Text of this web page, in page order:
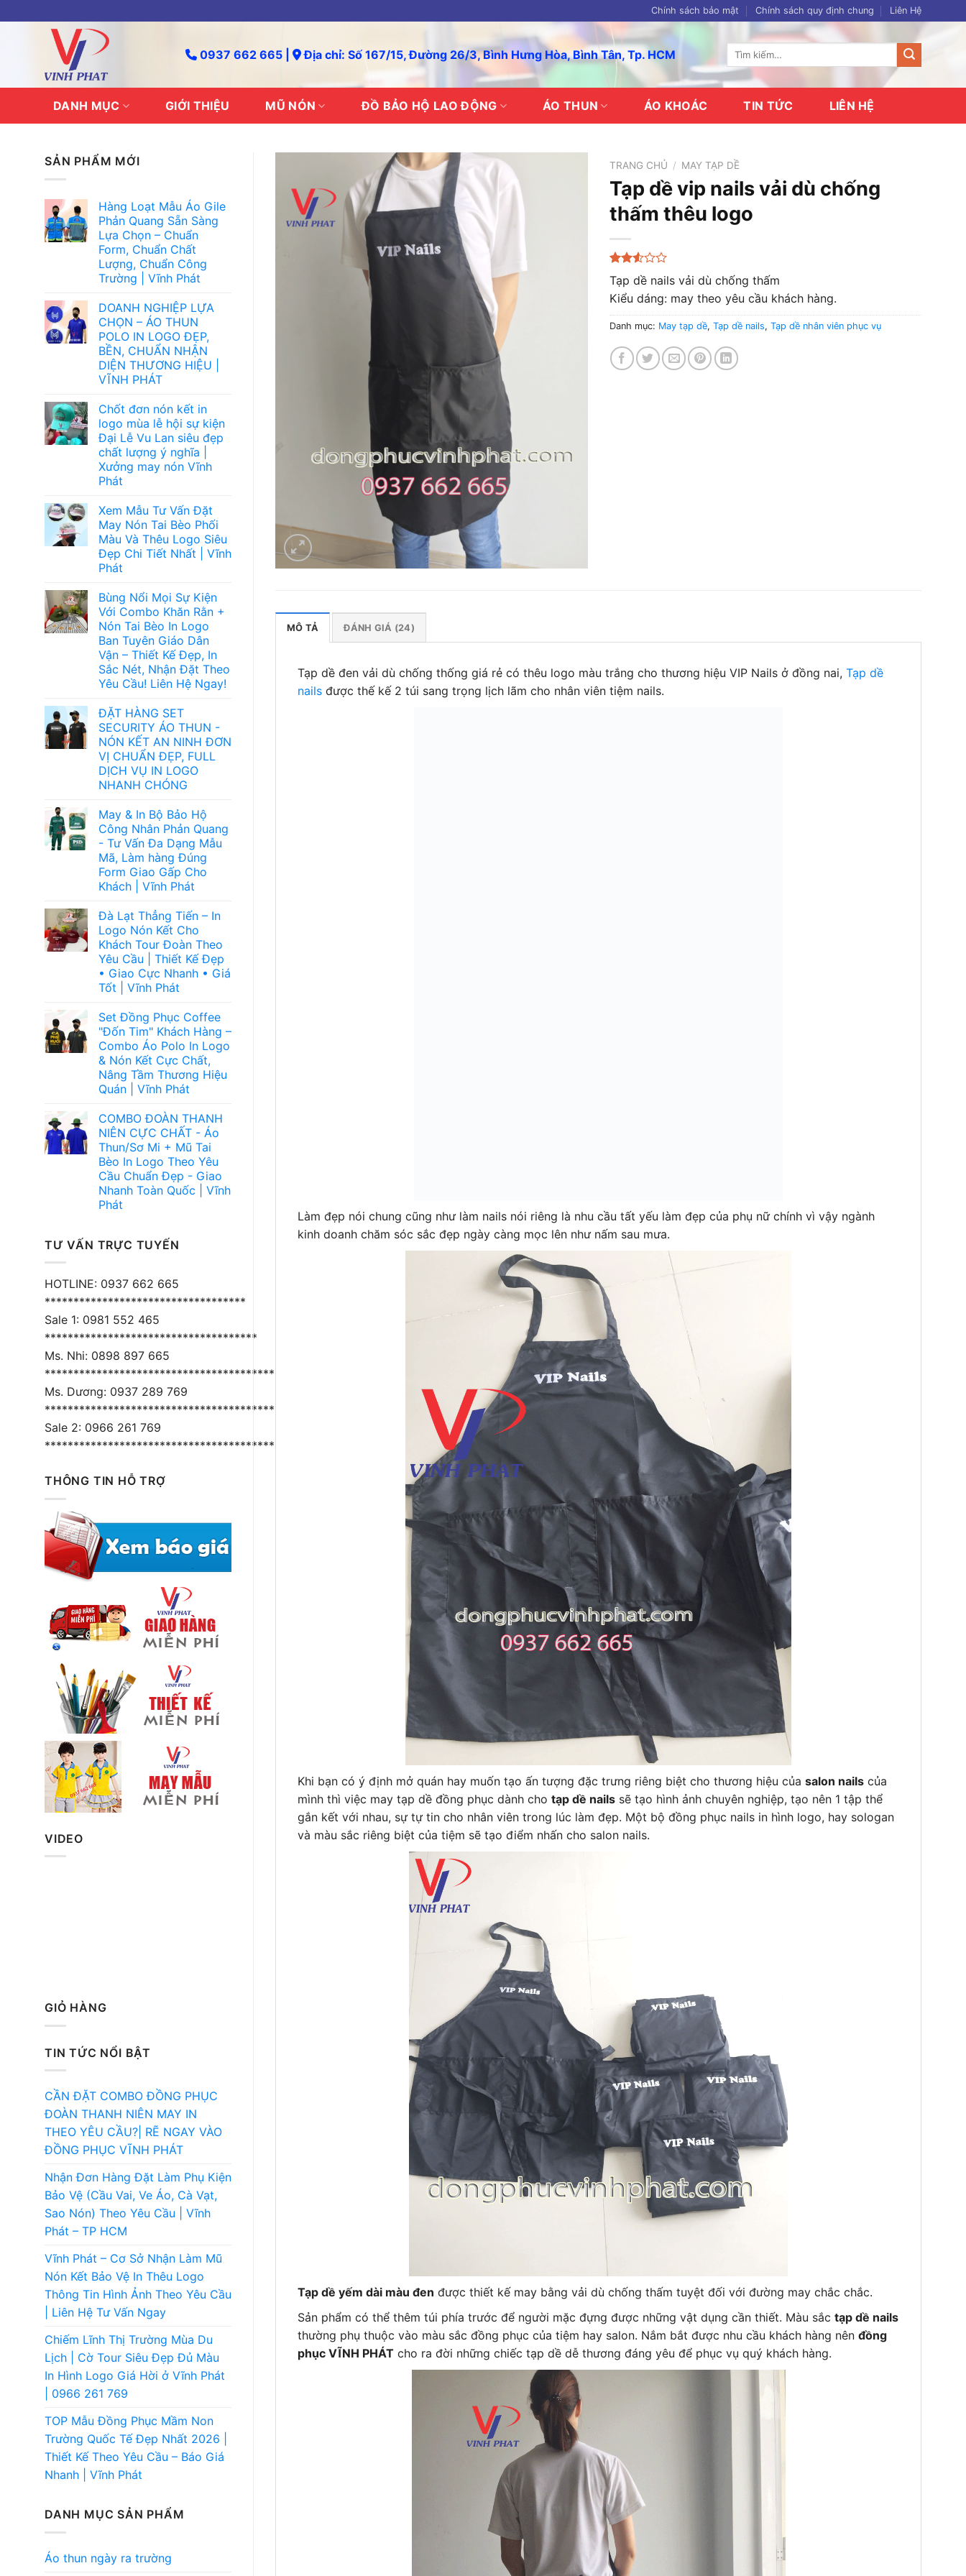
to
Chính sách bảo mật Chính sách quy định chung Liên Hệ
0937 662 665 | Địa chỉ: Số 167/15, Đường 26/3, Bình Hưng Hòa, Bình Tân, Tp. HCM
Tìm
DANH MỤC GIỚI THIỆU MŨ NÓN ĐỒ BẢO HỘ LAO ĐỘNG ÁO THUN ÁO KHOÁC TIN TỨC LIÊN HỆ
SẢN PHẨM MỚI
Hàng Loạt Mẫu Áo Gile
Phản Quang Sẵn Sàng
Lựa Chọn – Chuẩn
Form, Chuẩn Chất
Lượng, Chuẩn Công
Trường | Vĩnh Phát
DOANH NGHIỆP LỰA
CHỌN – ÁO THUN
POLO IN LOGO ĐẸP,
BỀN, CHUẨN NHẬN
DIỆN THƯƠNG HIỆU |
VĨNH PHÁT
Chốt đơn nón kết in
logo mùa lễ hội sự kiện
Đại Lễ Vu Lan siêu đẹp
chất lượng ý nghĩa |
Xưởng may nón Vĩnh
Phát
Xem Mẫu Tư Vấn Đặt
May Nón Tai Bèo Phối
Màu Và Thêu Logo Siêu
Đẹp Chi Tiết Nhất | Vĩnh
Phát
Bùng Nổi Mọi Sự Kiện
Với Combo Khăn Rằn +
Nón Tai Bèo In Logo
Ban Tuyên Giáo Dân
Vận – Thiết Kế Đẹp, In
Sắc Nét, Nhận Đặt Theo
Yêu Cầu! Liên Hệ Ngay!
ĐẶT HÀNG SET
SECURITY ÁO THUN -
NÓN KẾT AN NINH ĐƠN
VỊ CHUẨN ĐẸP, FULL
DỊCH VỤ IN LOGO
NHANH CHÓNG
May & In Bộ Bảo Hộ
Công Nhân Phản Quang
- Tư Vấn Đa Dạng Mẫu
Mã, Làm hàng Đúng
Form Giao Gấp Cho
Khách | Vĩnh Phát
Đà Lạt Thẳng Tiến – In
Logo Nón Kết Cho
Khách Tour Đoàn Theo
Yêu Cầu | Thiết Kế Đẹp
• Giao Cực Nhanh • Giá
Tốt | Vĩnh Phát
Set Đồng Phục Coffee
"Đốn Tim" Khách Hàng –
Combo Áo Polo In Logo
& Nón Kết Cực Chất,
Nâng Tầm Thương Hiệu
Quán | Vĩnh Phát
COMBO ĐOÀN THANH
NIÊN CỰC CHẤT - Áo
Thun/Sơ Mi + Mũ Tai
Bèo In Logo Theo Yêu
Cầu Chuẩn Đẹp - Giao
Nhanh Toàn Quốc | Vĩnh
Phát
TƯ VẤN TRỰC TUYẾN
HOTLINE: 0937 662 665
***********************************
Sale 1: 0981 552 465
*************************************
Ms. Nhi: 0898 897 665
****************************************
Ms. Dương: 0937 289 769
*****************************************
Sale 2: 0966 261 769
*****************************************
THÔNG TIN HỖ TRỢ
VIDEO
GIỎ HÀNG
TIN TỨC NỔI BẬT
CẦN ĐẶT COMBO ĐỒNG PHỤC
ĐOÀN THANH NIÊN MAY IN
THEO YÊU CẦU?| RẼ NGAY VÀO
ĐỒNG PHỤC VĨNH PHÁT
Nhận Đơn Hàng Đặt Làm Phụ Kiện
Bảo Vệ (Cầu Vai, Ve Áo, Cà Vạt,
Sao Nón) Theo Yêu Cầu | Vĩnh
Phát – TP HCM
Vĩnh Phát – Cơ Sở Nhận Làm Mũ
Nón Kết Bảo Vệ In Thêu Logo
Thông Tin Hình Ảnh Theo Yêu Cầu
| Liên Hệ Tư Vấn Ngay
Chiếm Lĩnh Thị Trường Mùa Du
Lịch | Cờ Tour Siêu Đẹp Đủ Màu
In Hình Logo Giá Hời ở Vĩnh Phát
| 0966 261 769
TOP Mẫu Đồng Phục Mầm Non
Trường Quốc Tế Đẹp Nhất 2026 |
Thiết Kế Theo Yêu Cầu – Báo Giá
Nhanh | Vĩnh Phát
DANH MỤC SẢN PHẨM
Áo thun ngày ra trường
TRANG CHỦ / MAY TẠP DỀ
Tạp dề vip nails vải dù chống
thấm thêu logo
2.54
trên 5
dựa
24
đánh
giá
Tạp dề nails vải dù chống thấm
Kiểu dáng: may theo yêu cầu khách hàng.
Danh mục: May tạp dề, Tạp dề nails, Tạp dề nhân viên phục vụ
MÔ TẢ ĐÁNH GIÁ (24)
Tạp dề đen vải dù chống thống giá rẻ có thêu logo màu trắng cho thương hiệu VIP Nails ở đồng nai, Tạp dề
nails được thế kế 2 túi sang trọng lịch lãm cho nhân viên tiệm nails.
Làm đẹp nói chung cũng như làm nails nói riêng là nhu cầu tất yếu làm đẹp của phụ nữ chính vì vậy ngành
kinh doanh chăm sóc sắc đẹp ngày càng mọc lên như nấm sau mưa.
Khi bạn có ý định mở quán hay muốn tạo ấn tượng đặc trưng riêng biệt cho thương hiệu của salon nails của
mình thì việc may tạp dề đồng phục dành cho tạp dề nails sẽ tạo hình ảnh chuyên nghiệp, tạo nên 1 tập thể
gắn kết với nhau, sự tự tin cho nhân viên trong lúc làm đẹp. Một bộ đồng phục nails in hình logo, hay sologan
và màu sắc riêng biệt của tiệm sẽ tạo điểm nhấn cho salon nails.
Tạp dề yếm dài màu đen được thiết kế may bằng vải dù chống thấm tuyệt đối với đường may chắc chắc.
Sản phẩm có thể thêm túi phía trước để người mặc đựng được những vật dụng cần thiết. Màu sắc tạp dề nails
thường phụ thuộc vào màu sắc đồng phục của tiệm hay salon. Nắm bắt được nhu cầu khách hàng nên đồng
phục VĨNH PHÁT cho ra đời những chiếc tạp dề dễ thương đáng yêu để phục vụ quý khách hàng.